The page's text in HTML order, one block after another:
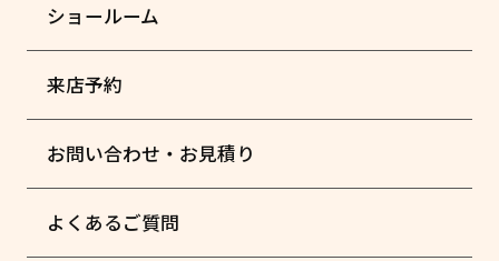
ショールーム
来店予約
お問い合わせ・お見積り
よくあるご質問